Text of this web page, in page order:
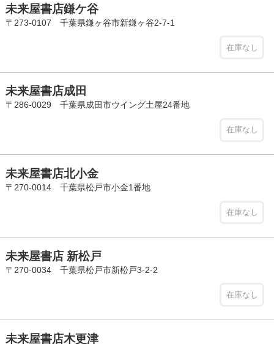
未来屋書店鎌ケ谷
〒273-0107 千葉県鎌ヶ谷市新鎌ヶ谷2-7-1
在庫なし
未来屋書店成田
〒286-0029 千葉県成田市ウイング土屋24番地
在庫なし
未来屋書店北小金
〒270-0014 千葉県松戸市小金1番地
在庫なし
未来屋書店 新松戸
〒270-0034 千葉県松戸市新松戸3-2-2
在庫なし
未来屋書店木更津